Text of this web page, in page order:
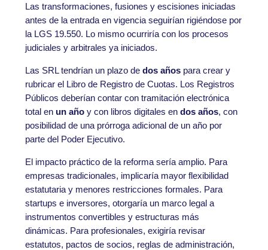
Las transformaciones, fusiones y escisiones iniciadas
antes de la entrada en vigencia seguirían rigiéndose por
la LGS 19.550. Lo mismo ocurriría con los procesos
judiciales y arbitrales ya iniciados.
Las SRL tendrían un plazo de dos añospara crear y
rubricar el Libro de Registro de Cuotas. Los Registros
Públicos deberían contar con tramitación electrónica
total en un añoy con libros digitales en dos años, con
posibilidad de una prórroga adicional de un año por
parte del Poder Ejecutivo.
El impacto práctico de la reforma sería amplio. Para
empresas tradicionales, implicaría mayor flexibilidad
estatutaria y menores restricciones formales. Para
startups e inversores, otorgaría un marco legal a
instrumentos convertibles y estructuras más
dinámicas. Para profesionales, exigiría revisar
estatutos, pactos de socios, reglas de administración,